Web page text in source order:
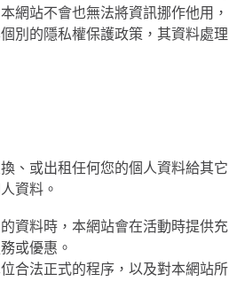
網站不會也無法將資訊挪作他用，
別的隱私權保護政策，其資料處理
、或出租任何您的個人資料給其它
資料。
資料時，本網站會在活動時提供充
或優惠。
合法正式的程序，以及對本網站所